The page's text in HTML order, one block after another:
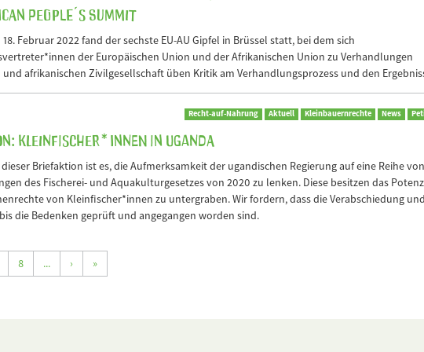
People´s Summit
18. Februar 2022 fand der sechste EU-AU Gipfel in Brüssel statt, bei dem sich
der Europäischen Union und der Afrikanischen Union zu Verhandlungen
afrikanischen Zivilgesellschaft üben Kritik am Verhandlungsprozess und den
Recht-auf-Nahrung Aktuell Kleinbauernrechte News
Kleinfischer*innen in Uganda
dieser Briefaktion ist es, die Aufmerksamkeit der ugandischen Regierung auf eine Reihe von
des Fischerei- und Aquakulturgesetzes von 2020 zu lenken. Diese besitzen das
von Kleinfischer*innen zu untergraben. Wir fordern, dass die Verabschiedung und
die Bedenken geprüft und angegangen worden sind.
8 ... › »